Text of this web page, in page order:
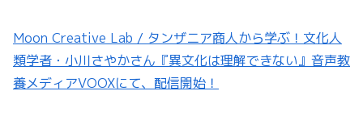
Moon Creative Lab / タンザニア商人から学ぶ！文化人
類学者・小川さやかさん『異文化は理解できない』音声教
養メディアVOOXにて、配信開始！